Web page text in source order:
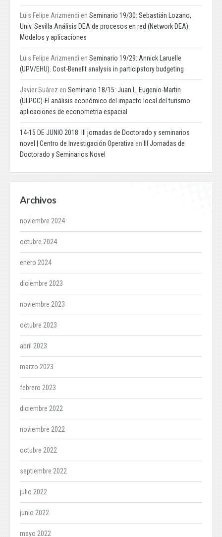
Luis Felipe Arizmendi en Seminario 19/30: Sebastián Lozano,
Univ. Sevilla Análisis DEA de procesos en red (Network DEA):
Modelos y aplicaciones
Luis Felipe Arizmendi en Seminario 19/29: Annick Laruelle
(UPV/EHU). Cost-Benefit analysis in participatory budgeting
Javier Suárez en Seminario 18/15: Juan L. Eugenio-Martin
(ULPGC)-El análisis económico del impacto local del turismo:
aplicaciones de econometría espacial
14-15 DE JUNIO 2018: III jornadas de Doctorado y seminarios
novel | Centro de Investigación Operativa en
III Jornadas de
Doctorado y Seminarios Novel
Archivos
noviembre 2024
octubre 2024
enero 2024
diciembre 2023
noviembre 2023
octubre 2023
abril 2023
marzo 2023
febrero 2023
diciembre 2022
noviembre 2022
octubre 2022
septiembre 2022
julio 2022
junio 2022
mayo 2022